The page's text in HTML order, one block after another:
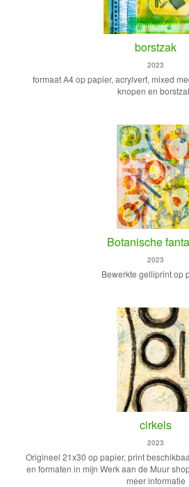
borstzak
2023
formaat A4 op papier, acrylverf, mixed
knopen en
Botanische
2023
Bewerkte gelliprint op
cirkels
2023
Origineel 21x30 op papier, print
en formaten in mijn Werk aan de Muur
meer informatie